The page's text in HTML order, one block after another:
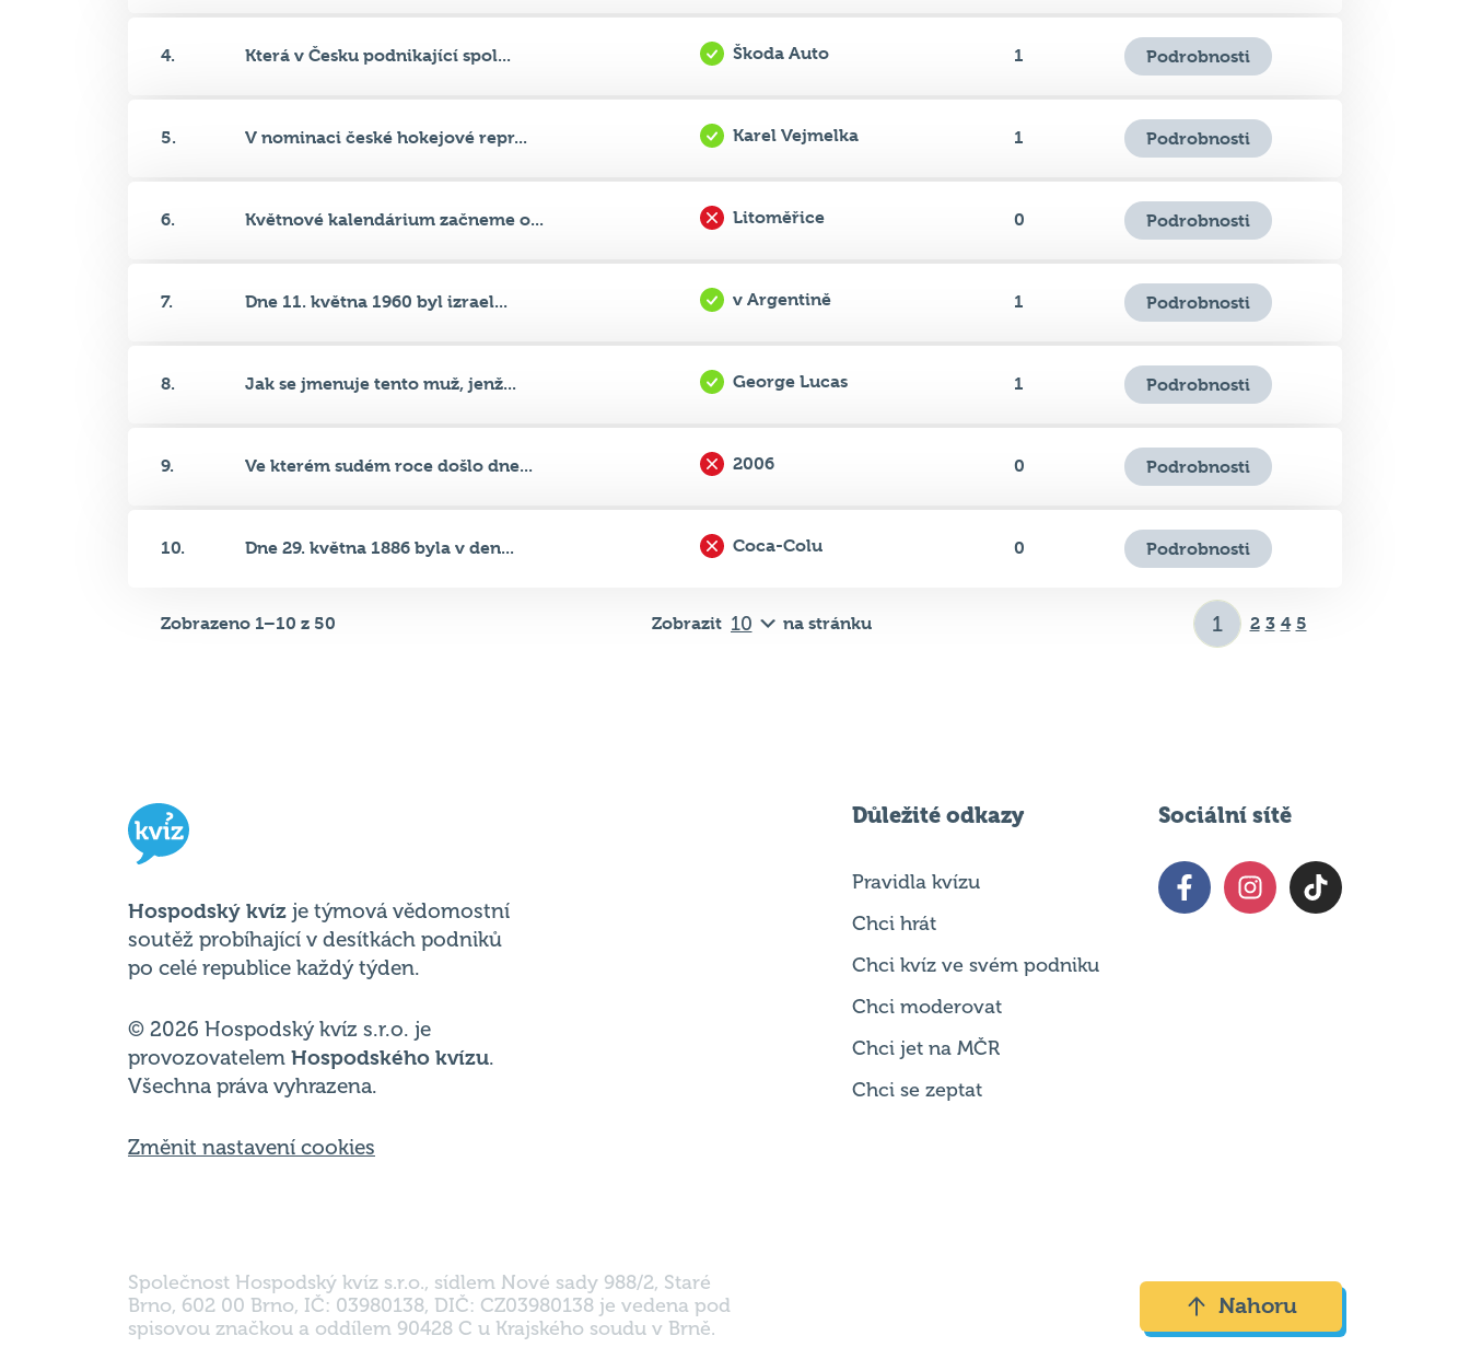
4. Která v Česku podnikající spol... Škoda Auto 1 Podrobnosti
5. V nominaci české hokejové repr... Karel Vejmelka 1 Podrobnosti
6. Květnové kalendárium začneme o... Litoměřice 0 Podrobnosti
7. Dne 11. května 1960 byl izrael... v Argentině 1 Podrobnosti
8. Jak se jmenuje tento muž, jenž... George Lucas 1 Podrobnosti
9. Ve kterém sudém roce došlo dne... 2006 0 Podrobnosti
10. Dne 29. května 1886 byla v den... Coca-Colu 0 Podrobnosti
Zobrazeno 1–10 z 50 Zobrazit na stránku 2 3 4 5
Hospodský kvíz je týmová vědomostní
soutěž probíhající v desítkách podniků
po celé republice každý týden.
© 2026 Hospodský kvíz s.r.o. je
provozovatelem Hospodského kvízu.
Všechna práva vyhrazena.
Změnit nastavení cookies
Důležité odkazy
Pravidla kvízu
Chci hrát
Chci kvíz ve svém podniku
Chci moderovat
Chci jet na MČR
Chci se zeptat
Sociální sítě
Společnost Hospodský kvíz s.r.o., sídlem Nové sady 988/2, Staré
Brno, 602 00 Brno, IČ: 03980138, DIČ: CZ03980138 je vedena pod
spisovou značkou a oddílem 90428 C u Krajského soudu v Brně.
Nahoru